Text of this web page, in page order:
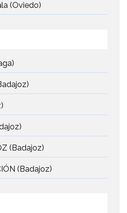
(Oviedo)
(Badajoz)
(Badajoz)